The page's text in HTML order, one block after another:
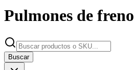
Pulmones de freno
Buscar